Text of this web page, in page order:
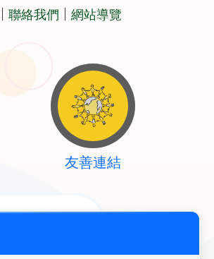
聯絡我們 網站導覽
友善連結